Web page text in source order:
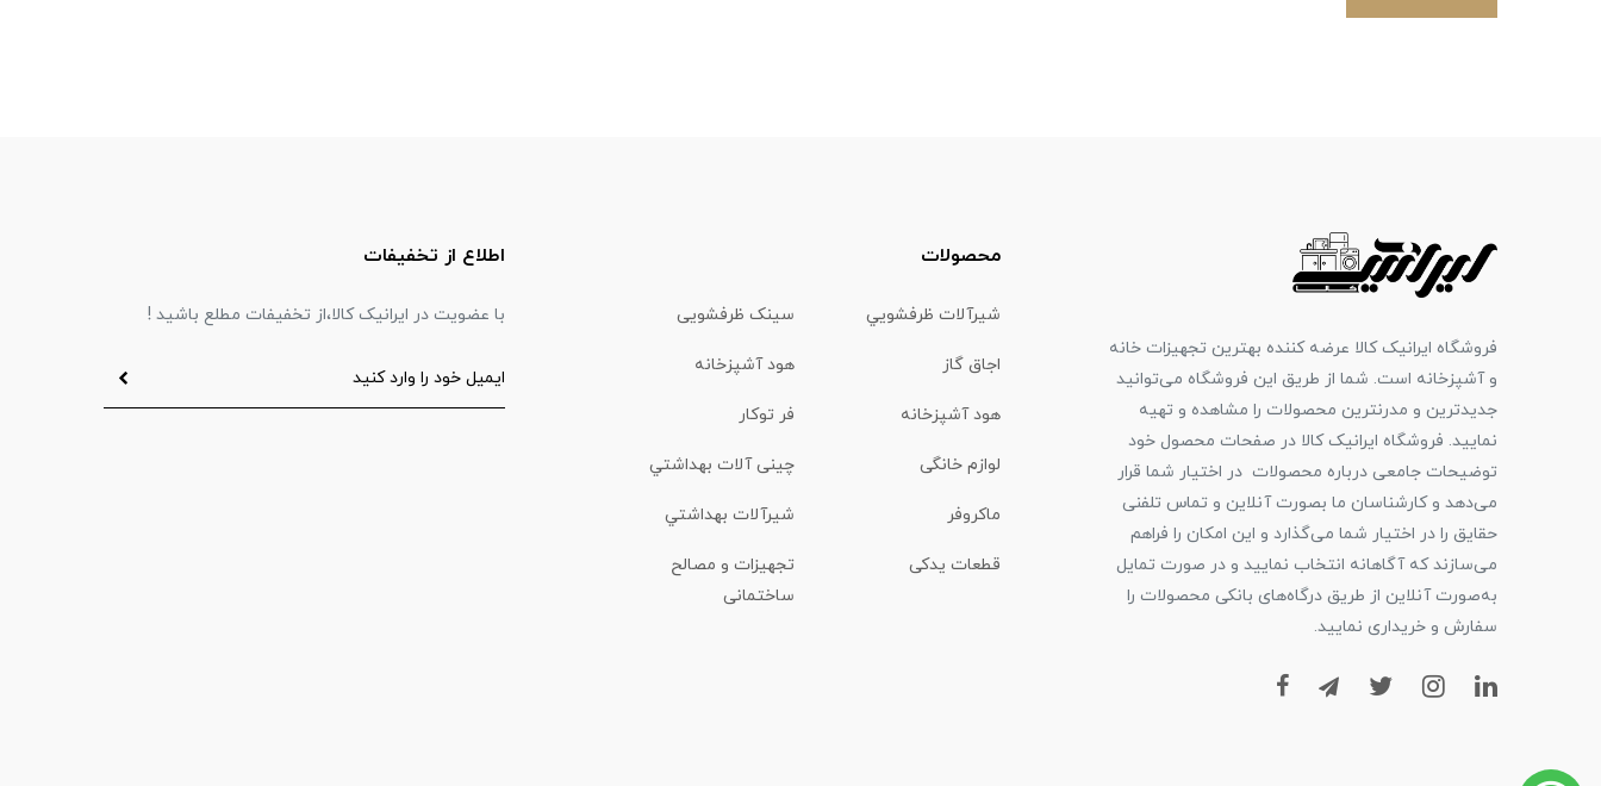
فروشگاه ایرانیک کالا عرضه کننده بهترین تجهیزات خانه
و آشپزخانه است. شما از طریق این فروشگاه می‌توانید
جدیدترین و مدرنترین محصولات را مشاهده و تهیه
نمایید. فروشگاه ایرانیک کالا در صفحات محصول خود
توضیحات جامعی درباره محصولات در اختیار شما قرار
می‌دهد و کارشناسان ما بصورت آنلاین و تماس تلفنی
حقایق را در اختیار شما می‌گذارد و این امکان را فراهم
می‌سازند که آگاهانه انتخاب نمایید و در صورت تمایل
به‌صورت آنلاین از طریق درگاه‌های بانکی محصولات را
سفارش و خریداری نمایید.
محصولات
شیرآلات ظرفشويي سینک ظرفشویی
اجاق گاز هود آشپزخانه
هود آشپزخانه فر توکار
لوازم خانگی چینی آلات بهداشتي
ماكروفر شیرآلات بهداشتي
قطعات یدکی
تجهیزات و مصالح
ساختمانی
اطلاع از تخفیفات
با عضویت در ایرانیک کالا،از تخفیفات مطلع باشید !